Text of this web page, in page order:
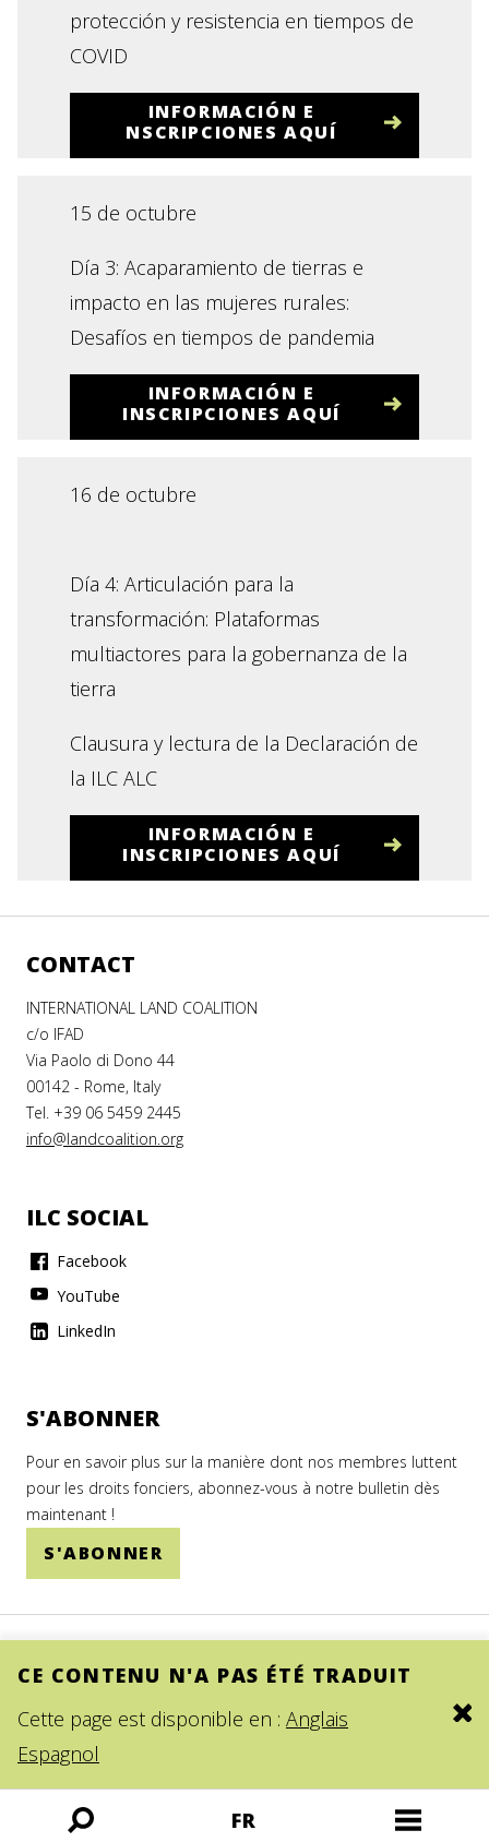
Ouvrir
FR
Ouvrir
CE CONTENU N'A PAS ÉTÉ TRADUIT
Cette page est disponible en : Anglais
Espagnol
protección y resistencia en tiempos de
COVID
INFORMACIÓN E
NSCRIPCIONES AQUÍ
15 de octubre
Día 3: Acaparamiento de tierras e
impacto en las mujeres rurales:
Desafíos en tiempos de pandemia
INFORMACIÓN E
INSCRIPCIONES AQUÍ
16 de octubre
Día 4: Articulación para la
transformación: Plataformas
multiactores para la gobernanza de la
tierra
Clausura y lectura de la Declaración de
la ILC ALC
INFORMACIÓN E
INSCRIPCIONES AQUÍ
CONTACT
INTERNATIONAL LAND COALITION
c/o IFAD
Via Paolo di Dono 44
00142 - Rome, Italy
Tel. +39 06 5459 2445
info@landcoalition.org
ILC SOCIAL
Facebook
YouTube
LinkedIn
S'ABONNER
Pour en savoir plus sur la manière dont nos membres luttent
pour les droits fonciers, abonnez-vous à notre bulletin dès
maintenant !
S'ABONNER